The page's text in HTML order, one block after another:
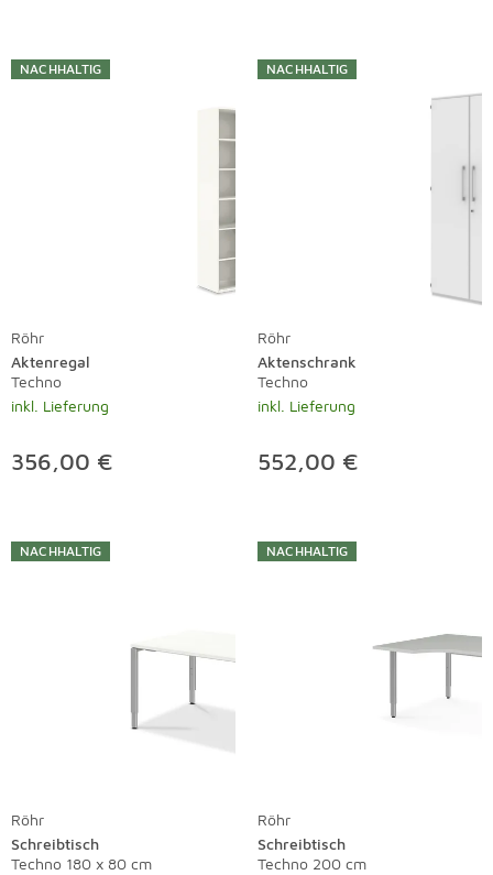
NACHHALTIG
Röhr
Aktenregal
Techno
inkl. Lieferung
356,00 €
NACHHALTIG
Röhr
Aktenschrank
Techno
inkl. Lieferung
552,00 €
NACHHALTIG
Röhr
Schreibtisch
Techno 180 x 80 cm
NACHHALTIG
Röhr
Schreibtisch
Techno 200 cm